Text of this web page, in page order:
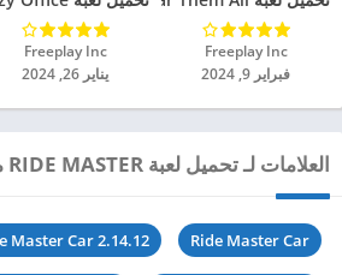
Freeplay Inc‏
فبراير 9, 2024
Freeplay Inc‏
يناير 26, 2024
العلامات لـ تحميل لعبة RIDE MASTER مهكرة للاندرويد 2024
Ride Master Car
Master Car 2.14.12